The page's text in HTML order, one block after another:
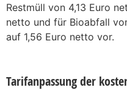
Restmüll von 4,13 Euro
netto und für Bioabfall
auf 1,56 Euro netto vor.
Tarifanpassung der